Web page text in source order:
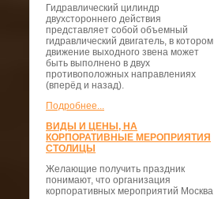
Гидравлический цилиндр
двухстороннего действия
представляет собой объемный
гидравлический двигатель, в котором
движение выходного звена может
быть выполнено в двух
противоположных направлениях
(вперёд и назад).
Подробнее...
ВИДЫ И ЦЕНЫ, НА
КОРПОРАТИВНЫЕ МЕРОПРИЯТИЯ
СТОЛИЦЫ
Желающие получить праздник
понимают, что организация
корпоративных мероприятий Москва